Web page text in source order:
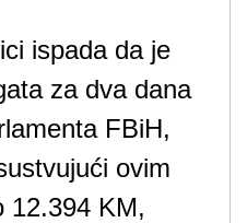
ispada da je
za dva dana
FBiH,
ovim
12.394 KM,